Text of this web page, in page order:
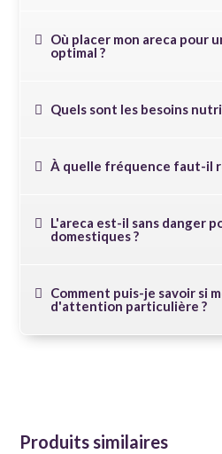
Où placer mon areca pour
optimal ?
Quels sont les besoins
À quelle fréquence faut-il
L'areca est-il sans danger
domestiques ?
Comment puis-je savoir si
d'attention particulière ?
Produits similaires